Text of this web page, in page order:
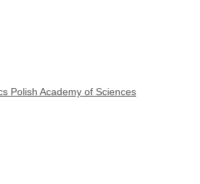
Polish Academy of Sciences